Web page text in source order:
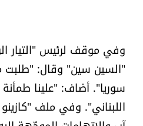
"السين سين" وقال: "طلبت
سوريا". أضاف: "علينا